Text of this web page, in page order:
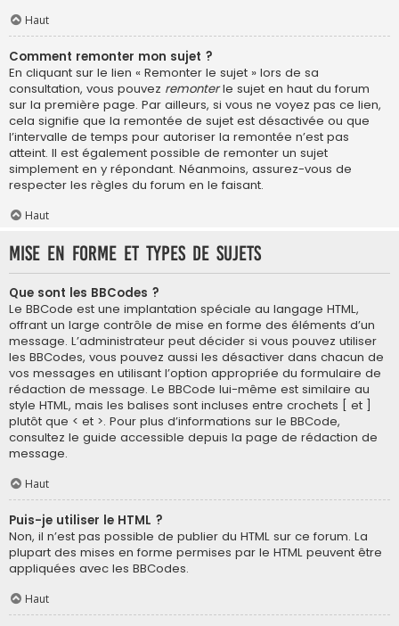
Haut
Comment remonter mon sujet ?
En cliquant sur le lien « Remonter le sujet » lors de sa
consultation, vous pouvez remonterle sujet en haut du forum
sur la première page. Par ailleurs, si vous ne voyez pas ce lien,
cela signifie que la remontée de sujet est désactivée ou que
l’intervalle de temps pour autoriser la remontée n’est pas
atteint. Il est également possible de remonter un sujet
simplement en y répondant. Néanmoins, assurez-vous de
respecter les règles du forum en le faisant.
Haut
Mise en forme et types de sujets
Que sont les BBCodes ?
Le BBCode est une implantation spéciale au langage HTML,
offrant un large contrôle de mise en forme des éléments d’un
message. L’administrateur peut décider si vous pouvez utiliser
les BBCodes, vous pouvez aussi les désactiver dans chacun de
vos messages en utilisant l’option appropriée du formulaire de
rédaction de message. Le BBCode lui-même est similaire au
style HTML, mais les balises sont incluses entre crochets [ et ]
plutôt que < et >. Pour plus d’informations sur le BBCode,
consultez le guide accessible depuis la page de rédaction de
message.
Haut
Puis-je utiliser le HTML ?
Non, il n’est pas possible de publier du HTML sur ce forum. La
plupart des mises en forme permises par le HTML peuvent être
appliquées avec les BBCodes.
Haut